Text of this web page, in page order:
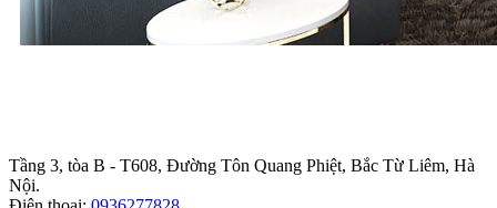
Tầng 3, tòa B - T608, Đường Tôn Quang Phiệt, Bắc Từ Liêm, Hà
Nội.